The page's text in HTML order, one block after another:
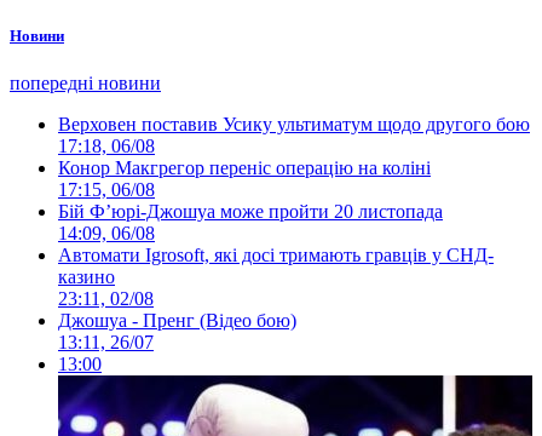
Новини
попередні новини
Верховен поставив Усику ультиматум щодо другого бою
17:18, 06/08
Конор Макгрегор переніс операцію на коліні
17:15, 06/08
Бій Ф’юрі-Джошуа може пройти 20 листопада
14:09, 06/08
Автомати Igrosoft, які досі тримають гравців у СНД-
казино
23:11, 02/08
Джошуа - Пренг (Відео бою)
13:11, 26/07
13:00